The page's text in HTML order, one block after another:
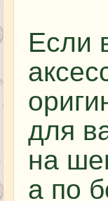
Если
для
на
а по